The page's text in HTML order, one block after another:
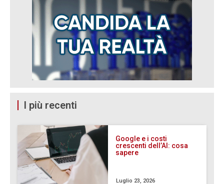
I più recenti
Google e i costi
crescenti dell’AI: cosa
sapere
Luglio 23, 2026